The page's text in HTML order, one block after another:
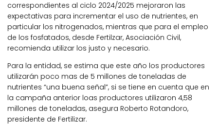
correspondientes al ciclo 2024/2025 mejoraron las
expectativas para incrementar el uso de nutrientes, en
particular los nitrogenados, mientras que para el empleo
de los fosfatados, desde Fertilzar, Asociación Civil,
recomienda utilizar los justo y necesario.
Para la entidad, se estima que este año los productores
utilizarán poco mas de 5 millones de toneladas de
nutrientes “una buena señal”, si se tiene en cuenta que en
la campaña anterior loas productores utilizaron 4,58
millones de toneladas, asegura Roberto Rotandoro,
presidente de Fertilizar.